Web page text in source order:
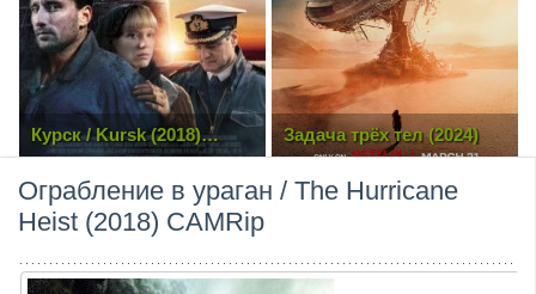
Задача трёх тел (2024)
Любовь-морковь:
Восстание машин (2023)
Ограбление в ураган / The Hurricane
Heist (2018) CAMRip